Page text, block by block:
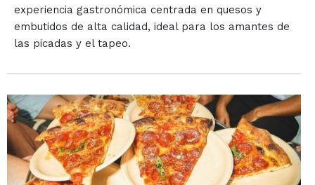
experiencia gastronómica centrada en quesos y
embutidos de alta calidad, ideal para los amantes de
las picadas y el tapeo.